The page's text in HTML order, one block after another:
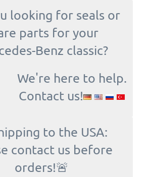
looking for seals or
parts for your
Benz classic?
We're here to help.
Contact us!
to the USA:
contact us before
orders!🚨